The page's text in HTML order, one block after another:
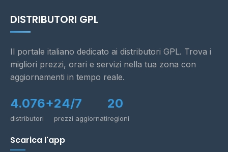
DISTRIBUTORI GPL
Il portale italiano dedicato ai distributori GPL. Trova i
migliori prezzi, orari e servizi nella tua zona con
aggiornamenti in tempo reale.
4.076+
distributori
24/7
prezzi aggiornati
20
regioni
Scarica l'app